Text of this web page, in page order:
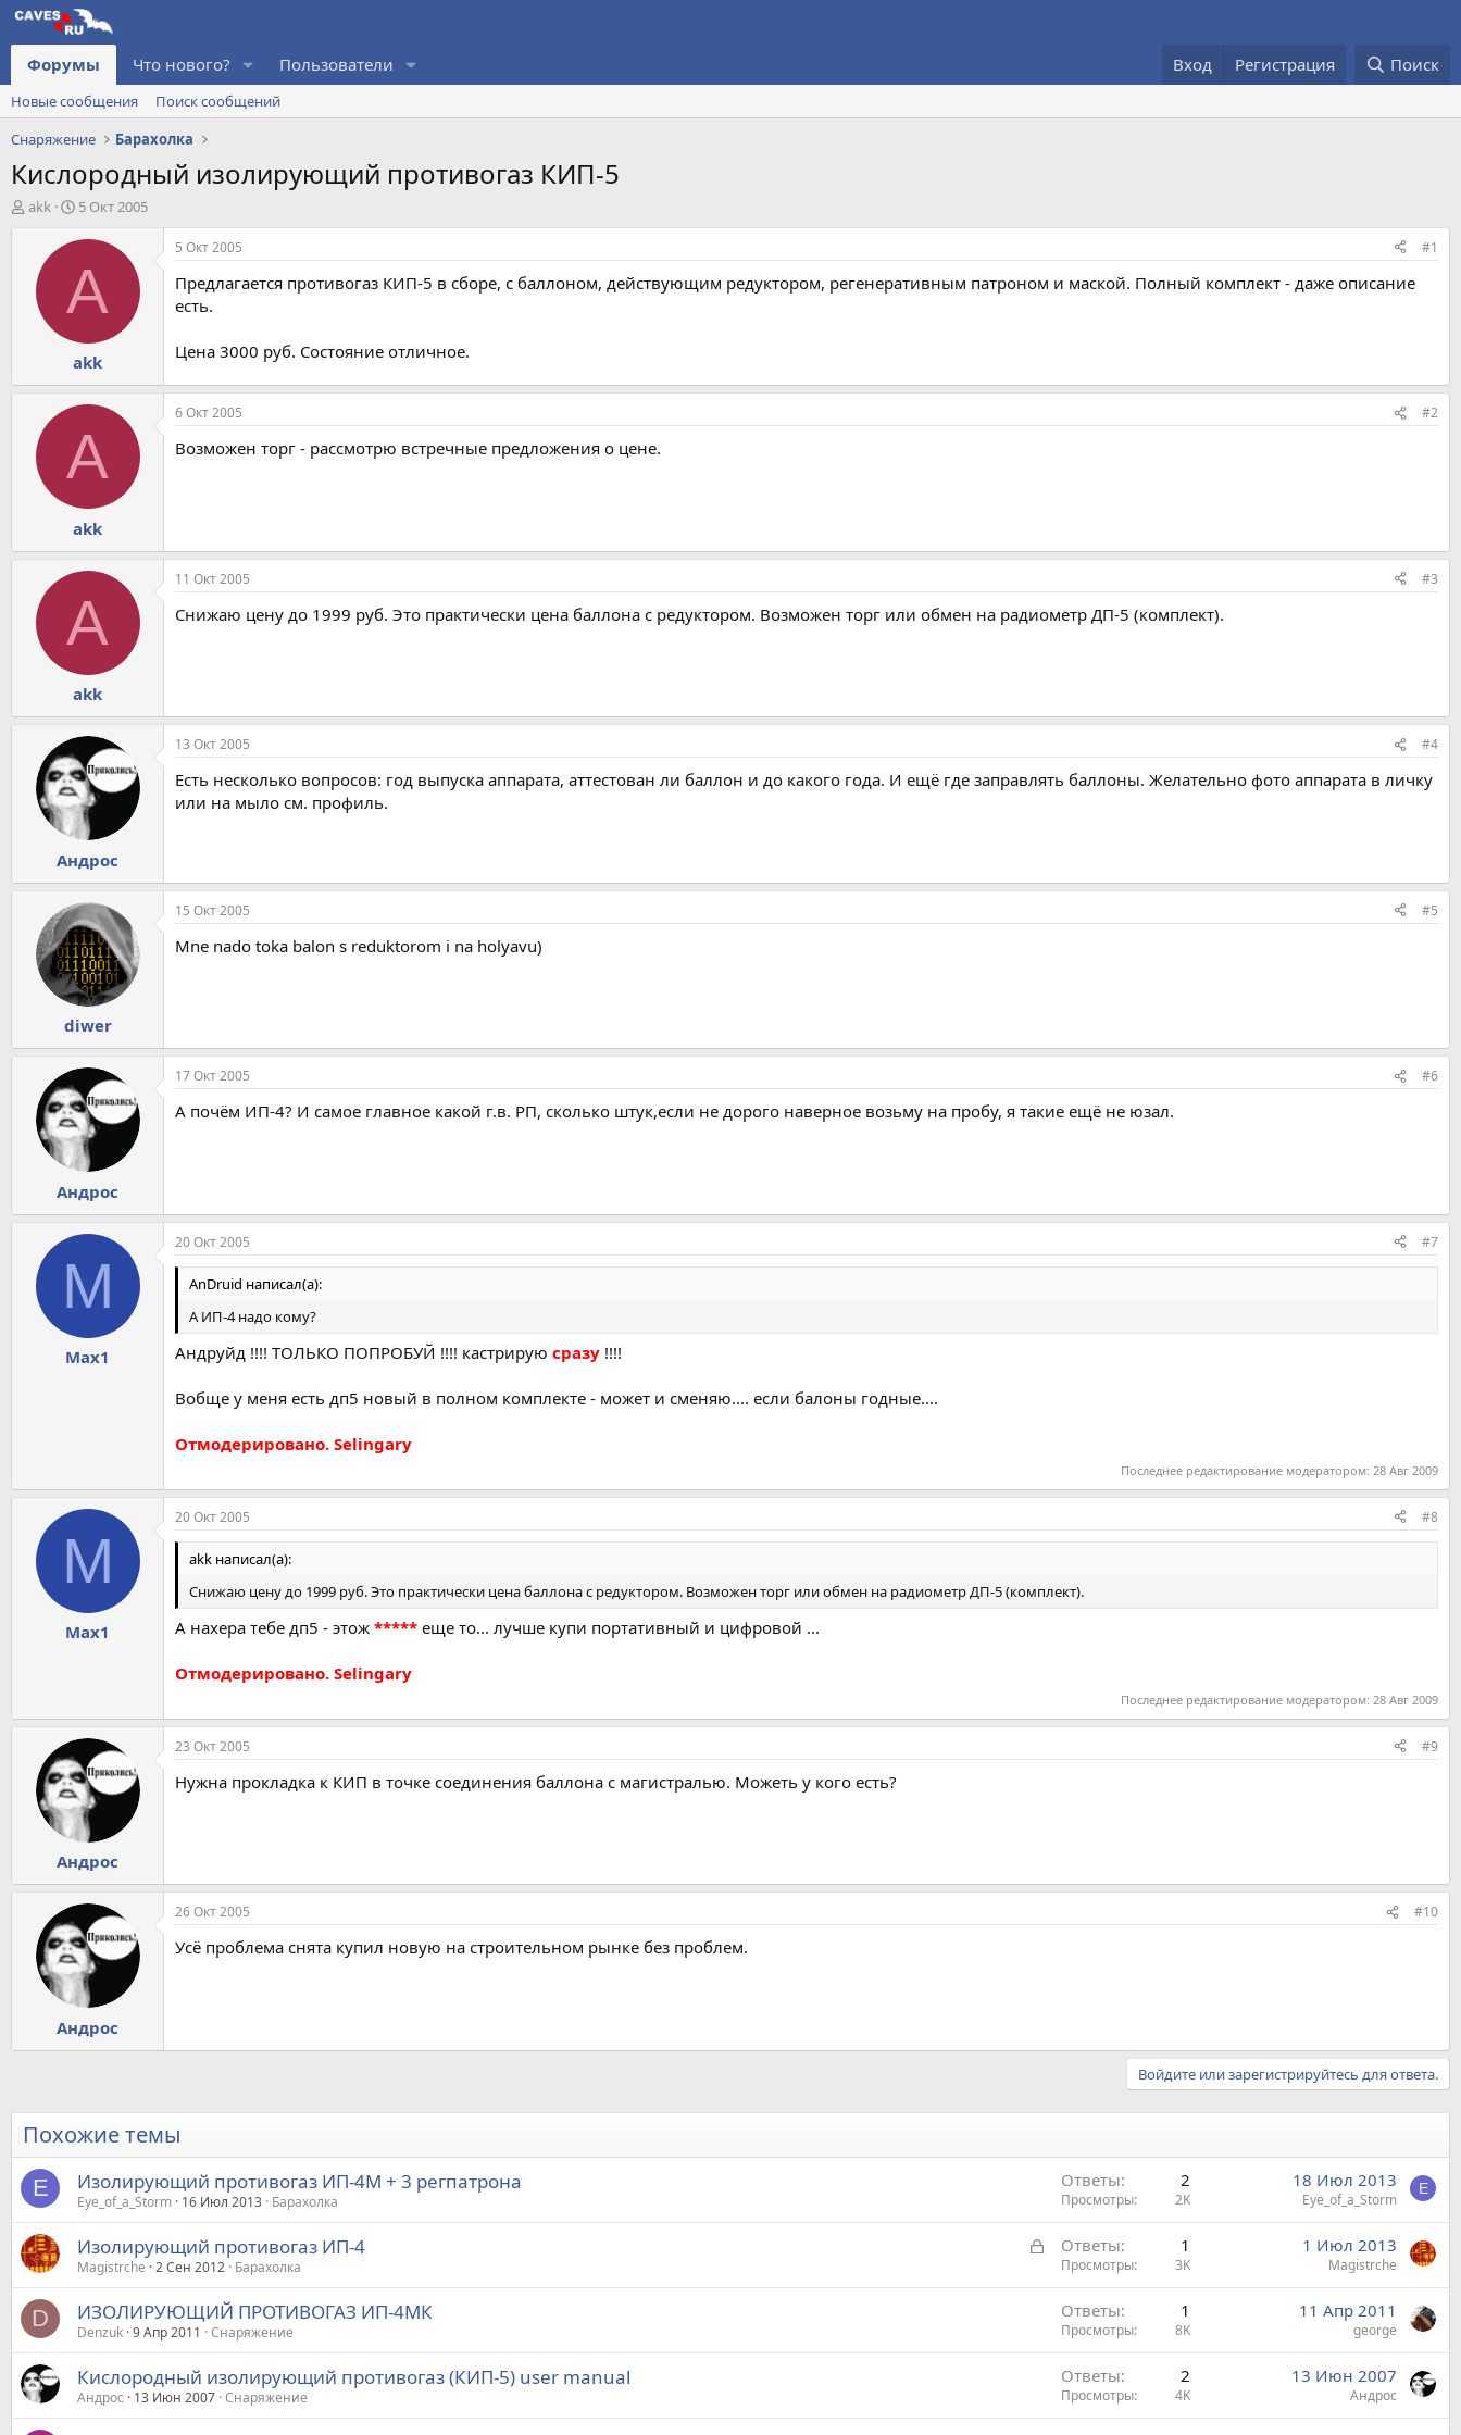
Форумы Что нового? Пользователи Вход Регистрация Поиск
Новые сообщения
Поиск сообщений
Снаряжение
Барахолка
Кислородный изолирующий противогаз КИП-5
А
akk
Д
т
н
а
а
л
а
5 Окт 2005
A
akk
5 Окт 2005 #1
Предлагается противогаз КИП-5 в сборе, с баллоном, действующим редуктором, регенеративным патроном и маской. Полный комплект - даже описание
есть.
Цена 3000 руб. Состояние отличное.
A
akk
6 Окт 2005 #2
Возможен торг - рассмотрю встречные предложения о цене.
A
akk
11 Окт 2005 #3
Снижаю цену до 1999 руб. Это практически цена баллона с редуктором. Возможен торг или обмен на радиометр ДП-5 (комплект).
Андрос
13 Окт 2005 #4
Есть несколько вопросов: год выпуска аппарата, аттестован ли баллон и до какого года. И ещё где заправлять баллоны. Желательно фото аппарата в личку
или на мыло см. профиль.
diwer
15 Окт 2005 #5
Mne nado toka balon s reduktorom i na holyavu)
Андрос
17 Окт 2005 #6
А почём ИП-4? И самое главное какой г.в. РП, сколько штук,если не дорого наверное возьму на пробу, я такие ещё не юзал.
M
Max1
20 Окт 2005 #7
AnDruid написал(а):
А ИП-4 надо кому?
Андруйд !!!! ТОЛЬКО ПОПРОБУЙ !!!! кастрирую сразу !!!!
Вобще у меня есть дп5 новый в полном комплекте - может и сменяю.... если балоны годные....
Отмодерировано. Selingary
Последнее редактирование модератором: 28 Авг 2009
M
Max1
20 Окт 2005 #8
akk написал(а):
Снижаю цену до 1999 руб. Это практически цена баллона с редуктором. Возможен торг или обмен на радиометр ДП-5 (комплект).
А нахера тебе дп5 - этож ***** еще то... лучше купи портативный и цифровой ...
Отмодерировано. Selingary
Последнее редактирование модератором: 28 Авг 2009
Андрос
23 Окт 2005 #9
Нужна прокладка к КИП в точке соединения баллона с магистралью. Можеть у кого есть?
Андрос
26 Окт 2005 #10
Усё проблема снята купил новую на строительном рынке без проблем.
Войдите или зарегистрируйтесь для ответа.
Похожие темы
E Изолирующий противогаз ИП-4М + 3 регпатрона
Eye_of_a_Storm 16 Июл 2013 Барахолка
Ответы 2
Просмотры 2K
18 Июл 2013
Eye_of_a_Storm
E
З
к
т
Изолирующий противогаз ИП-4
Magistrche 2 Сен 2012 Барахолка
Ответы 1
Просмотры 3K
1 Июл 2013
Magistrche
D ИЗОЛИРУЮЩИЙ ПРОТИВОГАЗ ИП-4МК
Denzuk 9 Апр 2011 Снаряжение
Ответы 1
Просмотры 8K
11 Апр 2011
george
Кислородный изолирующий противогаз (КИП-5) user manual
Андрос 13 Июн 2007 Снаряжение
Ответы 2
Просмотры 4K
13 Июн 2007
Андрос